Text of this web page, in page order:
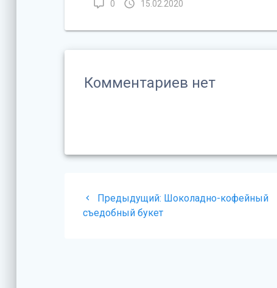
0 15.02.2020
Комментариев нет
Навигация
по
Предыдущий: Предыдущая
Шоколадно-кофейный
съедобный букет